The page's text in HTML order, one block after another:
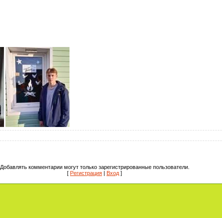
Добавлять комментарии могут только зарегистрированные пользователи.
[ Регистрация | Вход ]